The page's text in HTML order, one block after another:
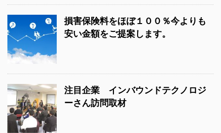
損害保険料をほぼ１００％今よりも
安い金額をご提案します。
注目企業 インバウンドテクノロジ
ーさん訪問取材